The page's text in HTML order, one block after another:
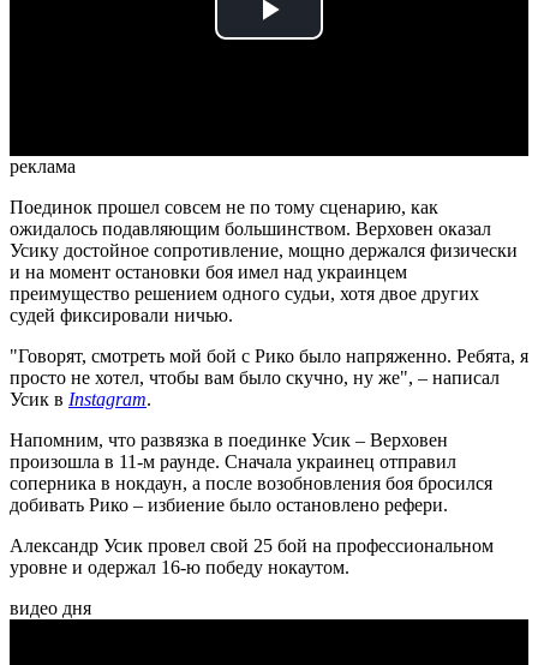
Play
реклама
Поединок прошел совсем не по тому сценарию, как
ожидалось подавляющим большинством. Верховен оказал
Усику достойное сопротивление, мощно держался физически
и на момент остановки боя имел над украинцем
преимущество решением одного судьи, хотя двое других
судей фиксировали ничью.
"Говорят, смотреть мой бой с Рико было напряженно. Ребята, я
просто не хотел, чтобы вам было скучно, ну же", – написал
Усик в Instagram.
Напомним, что развязка в поединке Усик – Верховен
произошла в 11-м раунде. Сначала украинец отправил
соперника в нокдаун, а после возобновления боя бросился
добивать Рико – избиение было остановлено рефери.
Александр Усик провел свой 25 бой на профессиональном
уровне и одержал 16-ю победу нокаутом.
видео дня